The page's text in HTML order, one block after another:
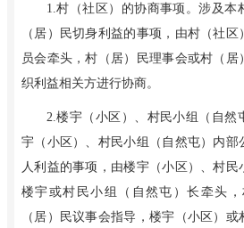
1 村（社区）的协商事项。涉及本
（居）民切身利益的事项，由村（社
员会牵头，村（居）民理事会或村（居
织利益相关方进行协商。
2.楼宇（小区）、村民小组（自然
宇（小区）、村民小组（自然屯）内部
人利益的事项，由楼宇（小区）、村民
楼宇或村民小组（自然屯）长牵头
（居）民议事会指导，楼宇（小区）